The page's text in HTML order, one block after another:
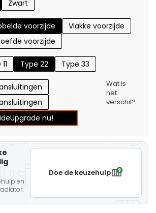
Zwart
voorzijde
Vlakke voorzijde
voorzijde
Type 22 Type 33
Upgrade nu!
Wat is
het
verschil?
en
Doe de keuzehulp